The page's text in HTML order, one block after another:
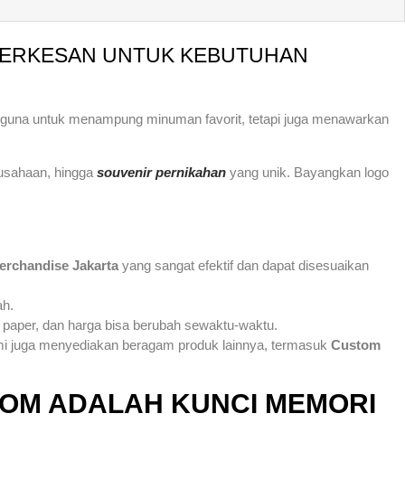
UNTUK KEBUTUHAN
untuk menampung minuman favorit, tetapi juga menawarkan
hingga souvenir pernikahan yang unik. Bayangkan logo
Jakarta yang sangat efektif dan dapat disesuaikan
dan harga bisa berubah sewaktu-waktu.
menyediakan beragam produk lainnya, termasuk Custom
ADALAH KUNCI MEMORI